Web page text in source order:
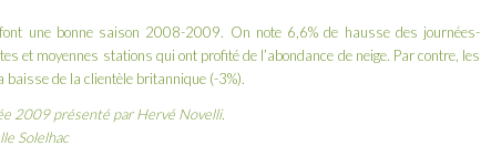
une bonne saison 2008-2009. On note 6,6% de hausse des journées-
et moyennes stations qui ont profité de l’abondance de neige. Par contre, les
de la clientèle britannique (-3%).
2009 présenté par Hervé Novelli.
Solelhac